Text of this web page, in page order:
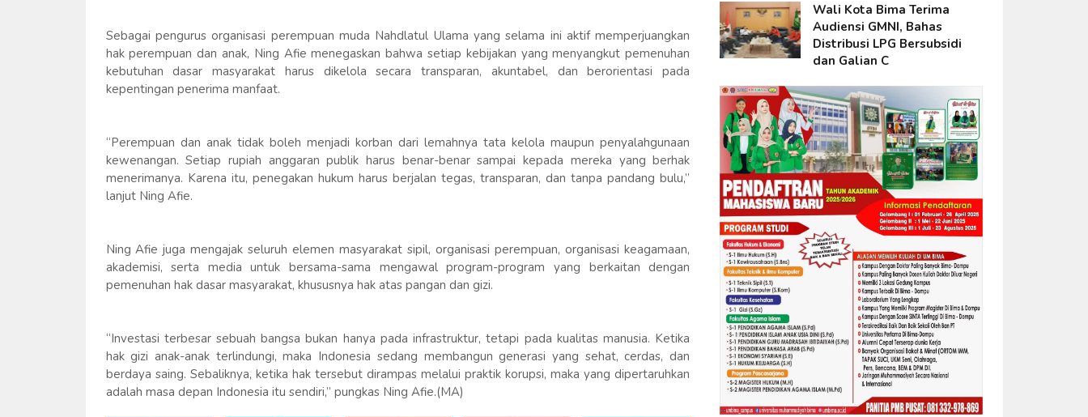
Sebagai pengurus organisasi perempuan muda Nahdlatul Ulama yang selama ini aktif memperjuangkan
hak perempuan dan anak, Ning Afie menegaskan bahwa setiap kebijakan yang menyangkut pemenuhan
kebutuhan dasar masyarakat harus dikelola secara transparan, akuntabel, dan berorientasi pada
kepentingan penerima manfaat.
“Perempuan dan anak tidak boleh menjadi korban dari lemahnya tata kelola maupun penyalahgunaan
kewenangan. Setiap rupiah anggaran publik harus benar-benar sampai kepada mereka yang berhak
menerimanya. Karena itu, penegakan hukum harus berjalan tegas, transparan, dan tanpa pandang bulu,”
lanjut Ning Afie.
Ning Afie juga mengajak seluruh elemen masyarakat sipil, organisasi perempuan, organisasi keagamaan,
akademisi, serta media untuk bersama-sama mengawal program-program yang berkaitan dengan
pemenuhan hak dasar masyarakat, khususnya hak atas pangan dan gizi.
“Investasi terbesar sebuah bangsa bukan hanya pada infrastruktur, tetapi pada kualitas manusia. Ketika
hak gizi anak-anak terlindungi, maka Indonesia sedang membangun generasi yang sehat, cerdas, dan
berdaya saing. Sebaliknya, ketika hak tersebut dirampas melalui praktik korupsi, maka yang dipertaruhkan
adalah masa depan Indonesia itu sendiri,” pungkas Ning Afie.(MA)
Wali Kota Bima Terima
Audiensi GMNI, Bahas
Distribusi LPG Bersubsidi
dan Galian C